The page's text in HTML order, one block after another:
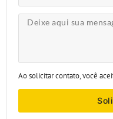
Ao solicitar contato, você